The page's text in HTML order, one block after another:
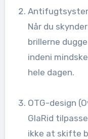
Når du
brillerne
indeni
hele dagen.
OTG-design
GlaRid
ikke at skifte